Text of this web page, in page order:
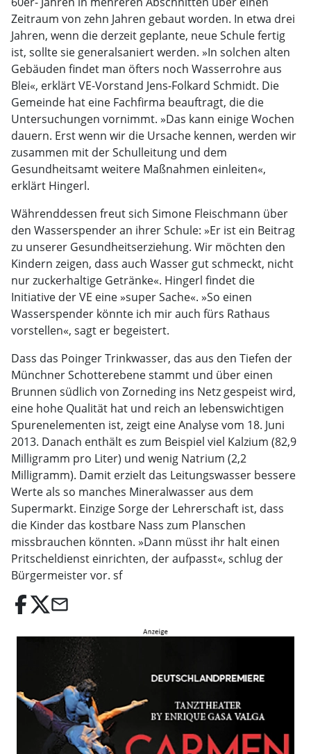
Zeitraum von zehn Jahren gebaut worden. In etwa drei
Jahren, wenn die derzeit geplante, neue Schule fertig
ist, sollte sie generalsaniert werden. »In solchen alten
Gebäuden findet man öfters noch Wasserrohre aus
Blei«, erklärt VE-Vorstand Jens-Folkard Schmidt. Die
Gemeinde hat eine Fachfirma beauftragt, die die
Untersuchungen vornimmt. »Das kann einige Wochen
dauern. Erst wenn wir die Ursache kennen, werden wir
zusammen mit der Schulleitung und dem
Gesundheitsamt weitere Maßnahmen einleiten«,
erklärt Hingerl.
Währenddessen freut sich Simone Fleischmann über
den Wasserspender an ihrer Schule: »Er ist ein Beitrag
zu unserer Gesundheitserziehung. Wir möchten den
Kindern zeigen, dass auch Wasser gut schmeckt, nicht
nur zuckerhaltige Getränke«. Hingerl findet die
Initiative der VE eine »super Sache«. »So einen
Wasserspender könnte ich mir auch fürs Rathaus
vorstellen«, sagt er begeistert.
Dass das Poinger Trinkwasser, das aus den Tiefen der
Münchner Schotterebene stammt und über einen
Brunnen südlich von Zorneding ins Netz gespeist wird,
eine hohe Qualität hat und reich an lebenswichtigen
Spurenelementen ist, zeigt eine Analyse vom 18. Juni
2013. Danach enthält es zum Beispiel viel Kalzium (82,9
Milligramm pro Liter) und wenig Natrium (2,2
Milligramm). Damit erzielt das Leitungswasser bessere
Werte als so manches Mineralwasser aus dem
Supermarkt. Einzige Sorge der Lehrerschaft ist, dass
die Kinder das kostbare Nass zum Planschen
missbrauchen könnten. »Dann müsst ihr halt einen
Pritscheldienst einrichten, der aufpasst«, schlug der
Bürgermeister vor. sf
email